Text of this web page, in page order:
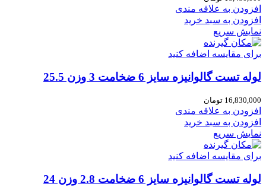
افزودن به علاقه مندی
افزودن به سبد خرید
نمایش سریع
برای مقایسه اضافه کنید
لوله تست گالوانیزه سایز 6 ضخامت 3 وزن 25.5
16,830,000 تومان
افزودن به علاقه مندی
افزودن به سبد خرید
نمایش سریع
برای مقایسه اضافه کنید
لوله تست گالوانیزه سایز 6 ضخامت 2.8 وزن 24